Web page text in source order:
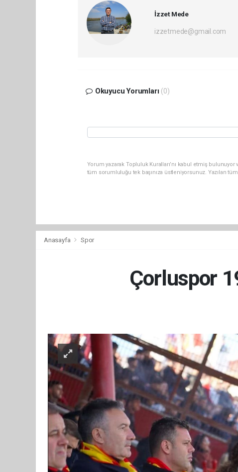
İzzet Mede
izzetmede@gmail.com
Okuyucu Yorumları (0)
Yorum yazarak Topluluk Kuralları’nı kabul etmiş
tüm sorumluluğu tek başınıza üstleniyorsunuz. Yazılan
Anasayfa Spor
Çorluspor